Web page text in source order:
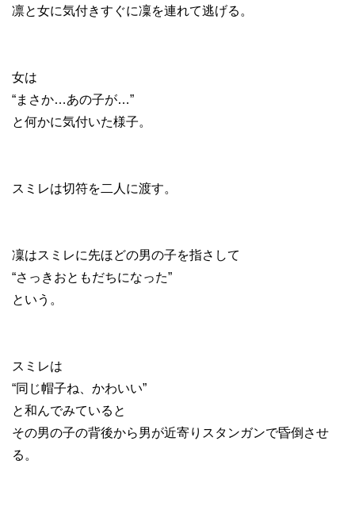
凛と女に気付きすぐに凜を連れて逃げる。
女は
“まさか…あの子が…”
と何かに気付いた様子。
スミレは切符を二人に渡す。
凜はスミレに先ほどの男の子を指さして
“さっきおともだちになった”
という。
スミレは
“同じ帽子ね、かわいい”
と和んでみていると
その男の子の背後から男が近寄りスタンガンで昏倒させ
る。